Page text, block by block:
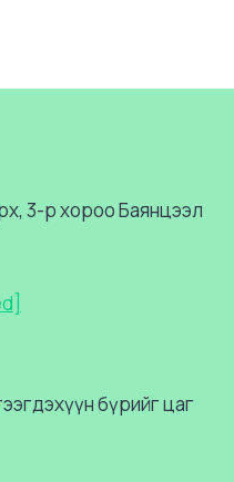
3-р хороо Баянцээл
бүрийг цаг